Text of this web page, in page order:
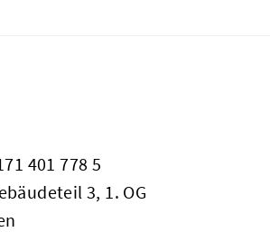
401 778 5
3, 1. OG